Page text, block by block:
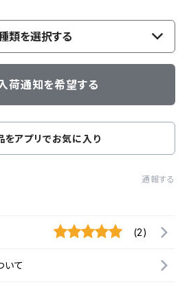
類を選択する
荷通知を希望する
をアプリでお気に入り
通報する
(2)
いて